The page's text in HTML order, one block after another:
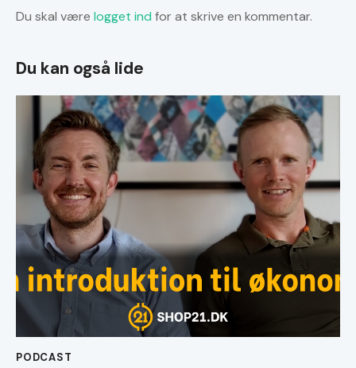
Du skal være logget ind for at skrive en kommentar.
Du kan også lide
PODCAST